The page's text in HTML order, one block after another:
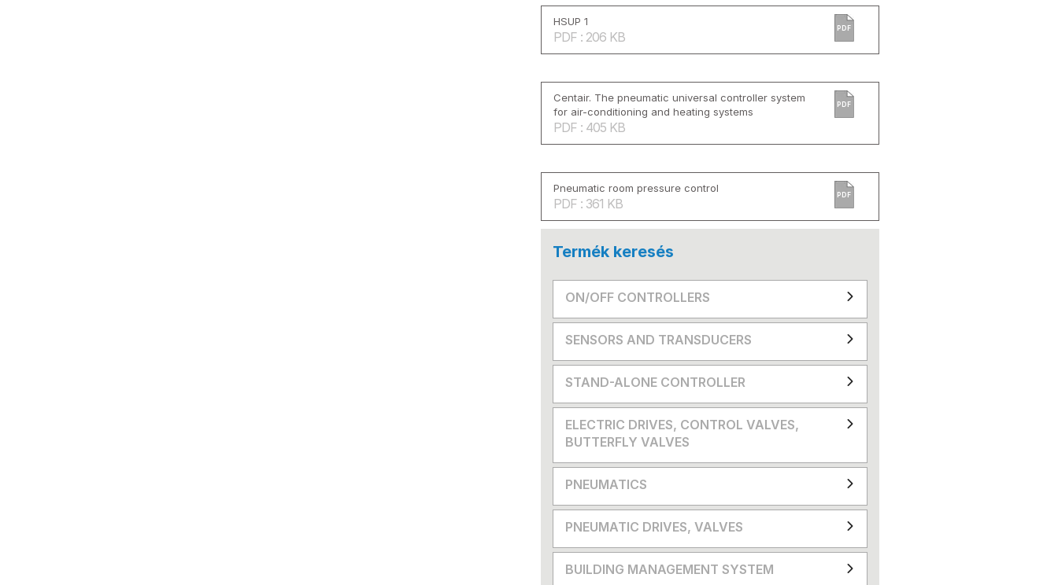
HSUP 1
PDF : 206 KB
PDF
Centair. The pneumatic universal controller system
for air-conditioning and heating systems
PDF : 405 KB
PDF
Pneumatic room pressure control
PDF : 361 KB
PDF
Termék keresés
ON/OFF CONTROLLERS
SENSORS AND TRANSDUCERS
STAND-ALONE CONTROLLER
ELECTRIC DRIVES, CONTROL VALVES,
BUTTERFLY VALVES
PNEUMATICS
PNEUMATIC DRIVES, VALVES
BUILDING MANAGEMENT SYSTEM